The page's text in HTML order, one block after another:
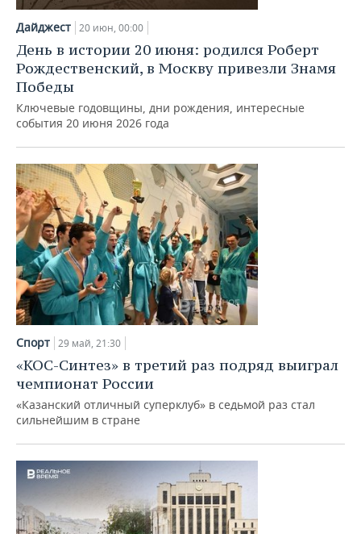
ХОККЕЙ С МЯЧОМ
ПРОИСШЕСТВИЯ
Дайджест 20 июн, 00:00
День в истории 20 июня: родился Роберт
Рождественский, в Москву привезли Знамя
Победы
Ключевые годовщины, дни рождения, интересные
события 20 июня 2026 года
Спорт 29 май, 21:30
«КОС-Синтез» в третий раз подряд выиграл
чемпионат России
«Казанский отличный суперклуб» в седьмой раз стал
сильнейшим в стране